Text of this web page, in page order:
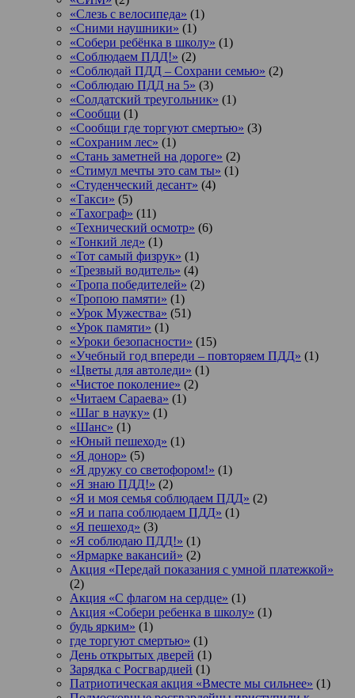
«Слезь с велосипеда» (1)
«Сними наушники» (1)
«Собери ребёнка в школу» (1)
«Соблюдаем ПДД!» (2)
«Соблюдай ПДД – Сохрани семью» (2)
«Соблюдаю ПДД на 5» (3)
«Солдатский треугольник» (1)
«Сообщи (1)
«Сообщи где торгуют смертью» (3)
«Сохраним лес» (1)
«Стань заметней на дороге» (2)
«Стимул мечты это сам ты» (1)
«Студенческий десант» (4)
«Такси» (5)
«Тахограф» (11)
«Технический осмотр» (6)
«Тонкий лед» (1)
«Тот самый физрук» (1)
«Трезвый водитель» (4)
«Тропа победителей» (2)
«Тропою памяти» (1)
«Урок Мужества» (51)
«Урок памяти» (1)
«Уроки безопасности» (15)
«Учебный год впереди – повторяем ПДД» (1)
«Цветы для автоледи» (1)
«Чистое поколение» (2)
«Читаем Сараева» (1)
«Шаг в науку» (1)
«Шанс» (1)
«Юный пешеход» (1)
«Я донор» (5)
«Я дружу со светофором!» (1)
«Я знаю ПДД!» (2)
«Я и моя семья соблюдаем ПДД» (2)
«Я и папа соблюдаем ПДД» (1)
«Я пешеход» (3)
«Я соблюдаю ПДД!» (1)
«Ярмарке вакансий» (2)
Акция «Передай показания с умной платежкой»
(2)
Акция «С флагом на сердце» (1)
Акция «Собери ребенка в школу» (1)
будь ярким» (1)
где торгуют смертью» (1)
День открытых дверей (1)
Зарядка с Росгвардией (1)
Патриотическая акция «Вместе мы сильнее» (1)